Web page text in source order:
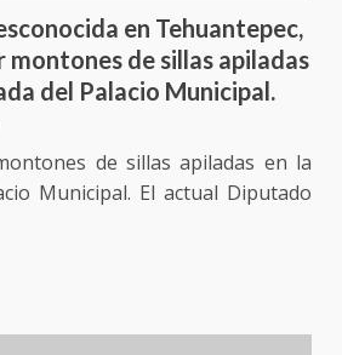
en Tehuantepec,
de sillas apiladas
del Palacio Municipal.
de sillas apiladas en la
Municipal. El actual Diputado